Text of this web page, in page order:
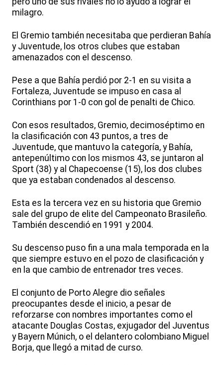
milagro.
El Gremio también necesitaba que perdieran Bahía
y Juventude, los otros clubes que estaban
amenazados con el descenso.
Pese a que Bahía perdió por 2-1 en su visita a
Fortaleza, Juventude se impuso en casa al
Corinthians por 1-0 con gol de penalti de Chico.
Con esos resultados, Gremio, decimoséptimo en
la clasificación con 43 puntos, a tres de
Juventude, que mantuvo la categoría, y Bahía,
antepenúltimo con los mismos 43, se juntaron al
Sport (38) y al Chapecoense (15), los dos clubes
que ya estaban condenados al descenso.
Esta es la tercera vez en su historia que Gremio
sale del grupo de elite del Campeonato Brasileño.
También descendió en 1991 y 2004.
Su descenso puso fin a una mala temporada en la
que siempre estuvo en el pozo de clasificación y
en la que cambio de entrenador tres veces.
El conjunto de Porto Alegre dio señales
preocupantes desde el inicio, a pesar de
reforzarse con nombres importantes como el
atacante Douglas Costas, exjugador del Juventus
y Bayern Múnich, o el delantero colombiano Miguel
Borja, que llegó a mitad de curso.